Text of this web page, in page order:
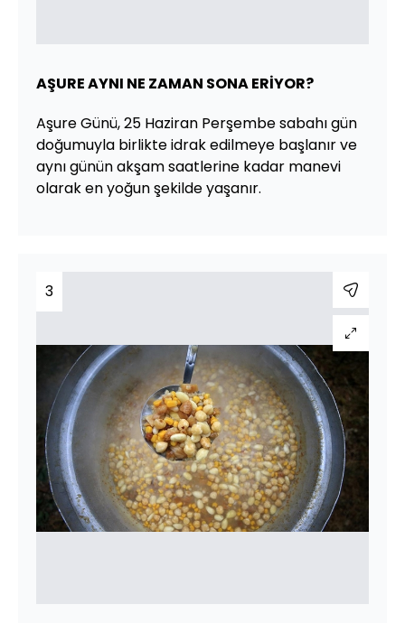
AŞURE AYNI NE ZAMAN SONA ERİYOR?
Aşure Günü, 25 Haziran Perşembe sabahı gün
doğumuyla birlikte idrak edilmeye başlanır ve
aynı günün akşam saatlerine kadar manevi
olarak en yoğun şekilde yaşanır.
3